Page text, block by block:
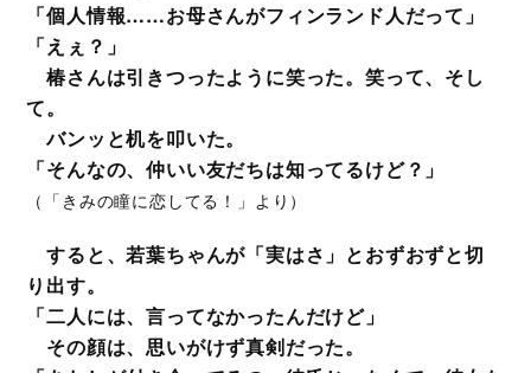
「個人情報……お母さんがフィンランド人だって」
「えぇ？」
椿さんは引きつったように笑った。笑って、そし
て。
バンッと机を叩いた。
「そんなの、仲いい友だちは知ってるけど？」
（「きみの瞳に恋してる！」より）
すると、若葉ちゃんが「実はさ」とおずおずと切
り出す。
「二人には、言ってなかったんだけど」
その顔は、思いがけず真剣だった。